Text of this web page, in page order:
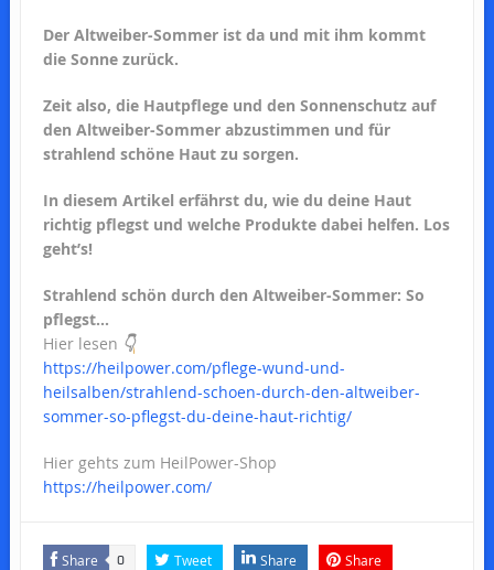
Der Altweiber-Sommer ist da und mit ihm kommt
die Sonne zurück.
Zeit also, die Hautpflege und den Sonnenschutz auf
den Altweiber-Sommer abzustimmen und für
strahlend schöne Haut zu sorgen.
In diesem Artikel erfährst du, wie du deine Haut
richtig pflegst und welche Produkte dabei helfen. Los
geht’s!
Strahlend schön durch den Altweiber-Sommer: So
pflegst…
Hier lesen 👇
https://heilpower.com/pflege-wund-und-
heilsalben/strahlend-schoen-durch-den-altweiber-
sommer-so-pflegst-du-deine-haut-richtig/
Hier gehts zum HeilPower-Shop
https://heilpower.com/
Share 0 Tweet Share Share